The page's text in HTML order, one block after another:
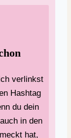
verlinkst
Hashtag
du dein
in den
hat,